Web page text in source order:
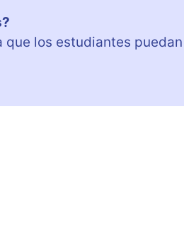
que los estudiantes puedan